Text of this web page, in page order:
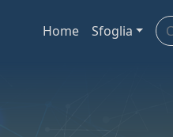
Home Sfoglia